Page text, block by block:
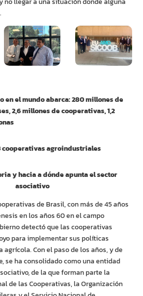
en el mundo abarca: 280 millones de
2,6 millones de cooperativas, 1,2
cooperativas agroindustriales
y hacia a dónde apunta el sector
asociativo
de Brasil, con más de 45 años
en los años 60 en el campo
detectó que las cooperativas
para implementar sus políticas
agrícola. Con el paso de los años, y de
se ha consolidado como una entidad
de la que forman parte la
de las Cooperativas, la Organización